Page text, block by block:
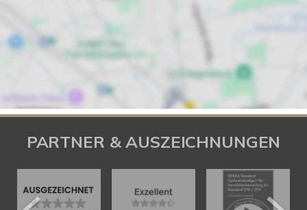
PARTNER & AUSZEICHNUNGEN